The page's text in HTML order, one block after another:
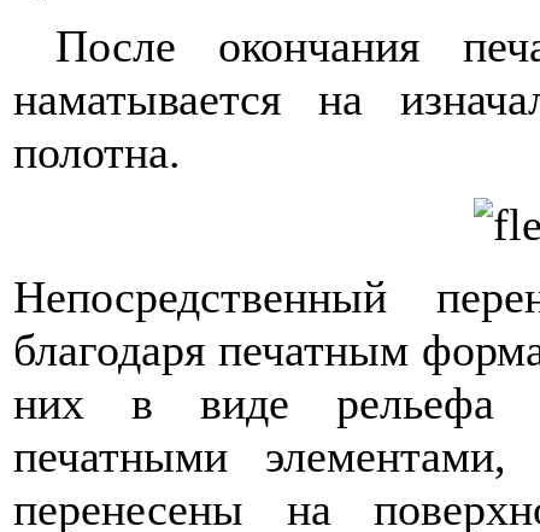
После окончания
наматывается на
полотна.
Непосредственный
благодаря печатным
них в виде рельефа
печатными
перенесены на